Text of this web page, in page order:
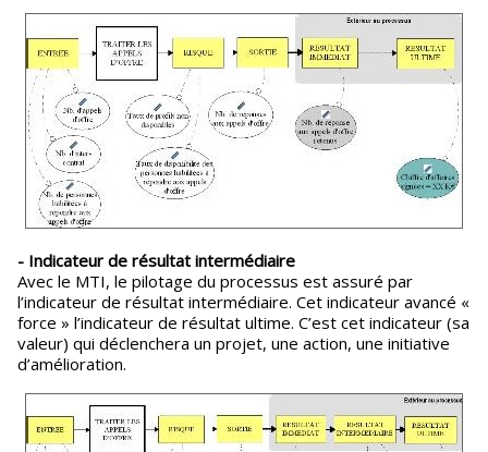
- Indicateur de résultat intermédiaire
Avec le MTI, le pilotage du processus est assuré par
l’indicateur de résultat intermédiaire. Cet indicateur avancé «
force » l’indicateur de résultat ultime. C’est cet indicateur (sa
valeur) qui déclenchera un projet, une action, une initiative
d’amélioration.